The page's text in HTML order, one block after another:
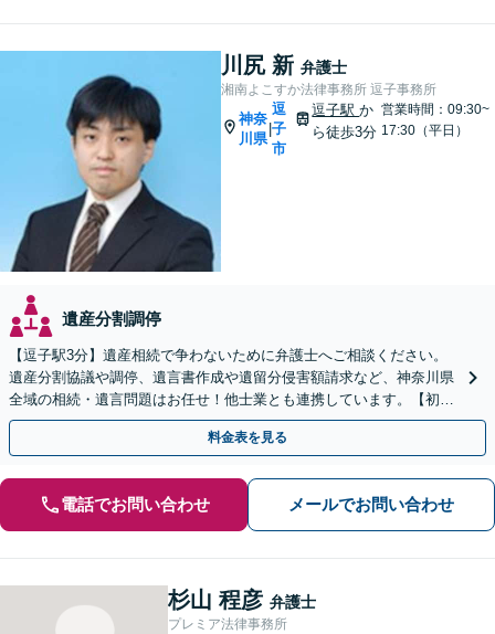
川尻 新 弁護士
湘南よこすか法律事務所 逗子事務所
神奈
川県
|
逗
子
市
逗子駅か
ら徒歩3分
営業時間：09:30~
17:30（平日）
遺産分割調停
【逗子駅3分】遺産相続で争わないために弁護士へご相談ください。
遺産分割協議や調停、遺言書作成や遺留分侵害額請求など、神奈川県
全域の相続・遺言問題はお任せ！他士業とも連携しています。【初回
面談無料】【夜間・休日は予約で対応可】
料金表を見る
電話でお問い合わせ メールでお問い合わせ
杉山 程彦 弁護士
プレミア法律事務所